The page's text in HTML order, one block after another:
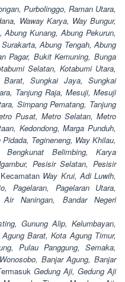
Purbolinggo, Raman Utara,
Waway Karya, Way Bungur,
Abung Kunang, Abung Pekurun,
Abung Tengah, Abung
Pagar, Bukit Kemuning, Bunga
Selatan, Kotabumi Utara,
Sungkai Jaya, Sungkai
Tanjung Raja, Mesuji, Mesuji
Simpang Pematang, Tanjung
Pusat, Metro Selatan, Metro
Kedondong, Marga Punduh,
Tegineneng, Way Khilau,
Bengkunat Belimbing, Karya
Pesisir Selatan, Pesisir
Kecamatan Way Krui, Adi Luwih,
Pagelaran, Pagelaran Utara,
Air Naningan, Bandar Negeri
Gunung Alip, Kelumbayan,
Barat, Kota Agung Timur,
Pulau Panggung, Semaka,
Banjar Agung, Banjar
Gedung Aji, Gedung Aji